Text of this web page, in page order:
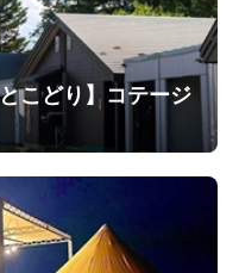
こどり】コテージ